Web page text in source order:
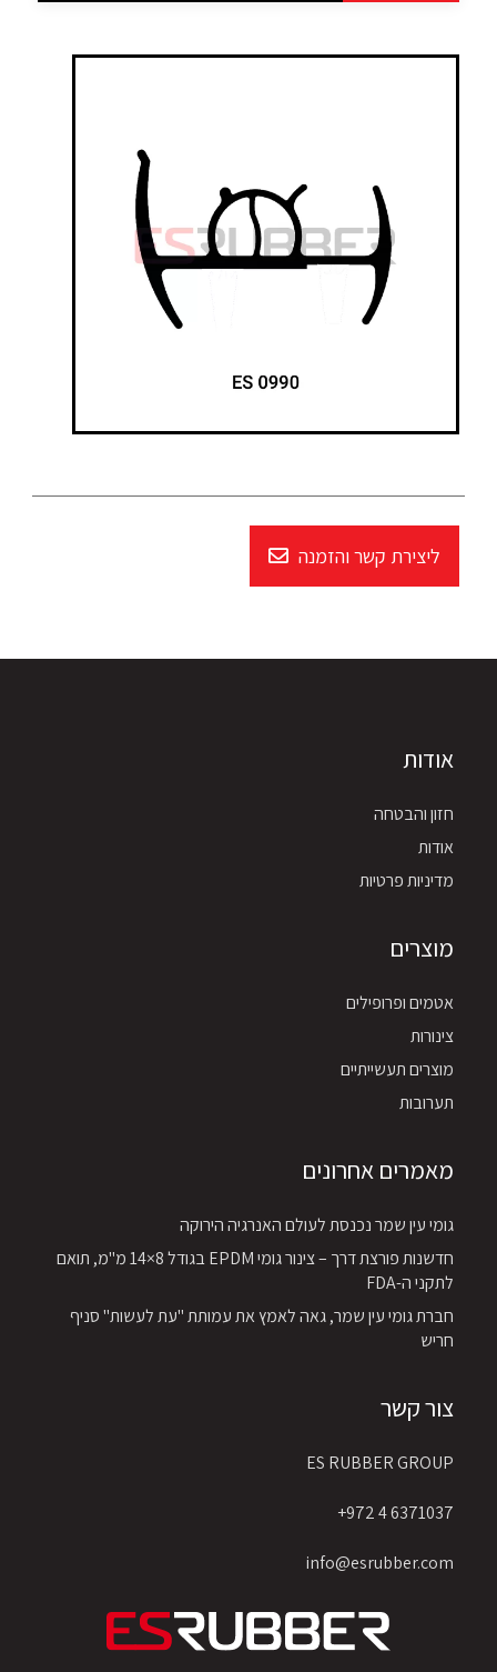
ליצירת קשר והזמנה
אודות
חזון והבטחה
אודות
מדיניות פרטיות
מוצרים
אטמים ופרופילים
צינורות
מוצרים תעשייתיים
תערובות
מאמרים אחרונים
גומי עין שמר נכנסת לעולם האנרגיה הירוקה
חדשנות פורצת דרך – צינור גומי EPDM בגודל 8×14 מ"מ, תואם
לתקני ה-FDA
חברת גומי עין שמר, גאה לאמץ את עמותת "עת לעשות" סניף
חריש
צור קשר
ES RUBBER GROUP
6371037 4 972+
info@esrubber.com